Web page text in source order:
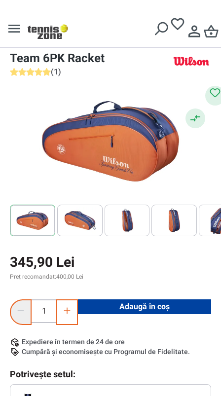
Geantă tenis
Wilson Roland Garros 2026
Team 6PK Racket
(1)
345,90 Lei
Preț recomandat:400,00 Lei
Cantitate produs: Introduceți cantitatea dorită sau utilizați
Adaugă în coș
Expediere în termen de 24 de ore
Cumpără și economisește cu Programul de Fidelitate.
Potrivește setul: